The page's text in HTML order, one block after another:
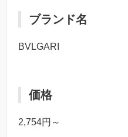
ブランド名
BVLGARI
価格
2,754円～